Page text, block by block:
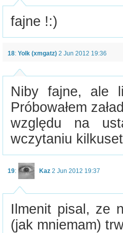
fajne !:)
18: Yolk (xmgatz) 2 Jun 2012 19:36
Niby fajne, ale
Próbowałem
względu na
wczytaniu
19: Kaz 2 Jun 2012 19:37
Ilmenit pisal, ze
(jak mniemam)